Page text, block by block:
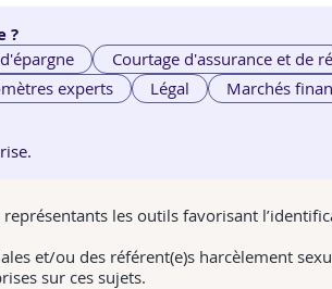
?
Courtage d'assurance et de
experts Légal
Marchés
les outils favorisant
et/ou des référent(e)s harcèlement
sur ces sujets.